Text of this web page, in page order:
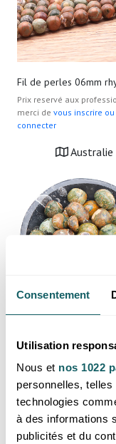
Consentement
Utilisation
Nous et nos 1022
personnelles,
technologies
à des informations
publicités et du
Fil de perles 06mm
Prix reservé aux
merci de vous inscrire
connecter
Australie
rondes 15 à 30mm
merci devous inscrire
connecter
Australie